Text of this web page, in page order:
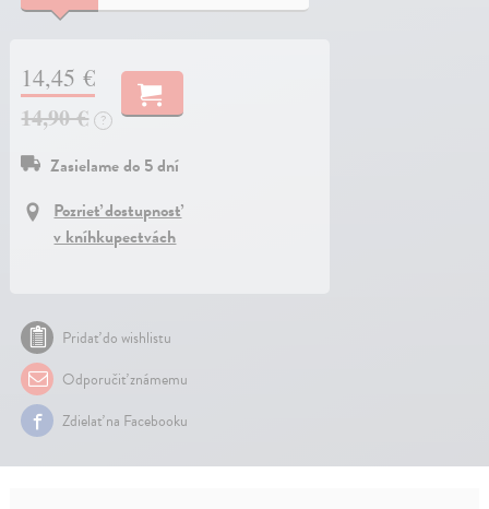
14,45 €
14,90 €
?
Zasielame do 5 dní
Pozrieť dostupnosť
v kníhkupectvách
Pridať do wishlistu
Odporučiť známemu
Zdielať na Facebooku